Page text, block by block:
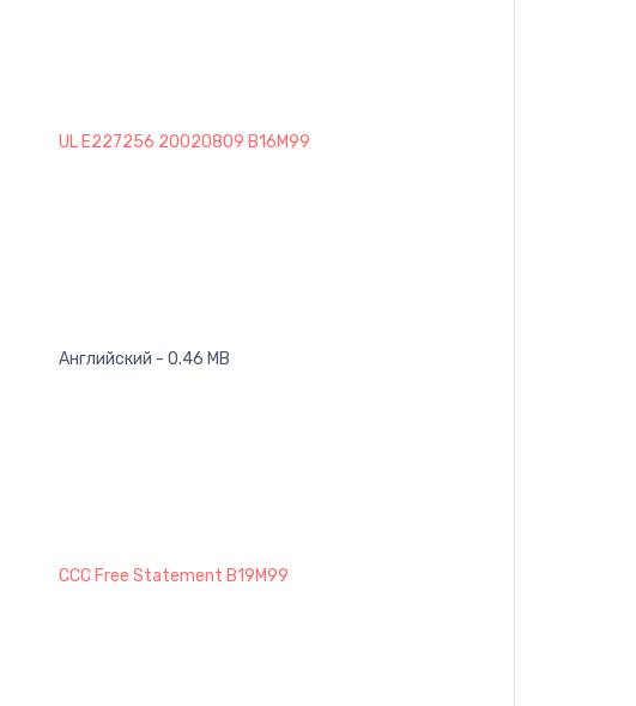
UL E227256 20020809 B16M99
Английский - 0.46 MB
CCC Free Statement B19M99